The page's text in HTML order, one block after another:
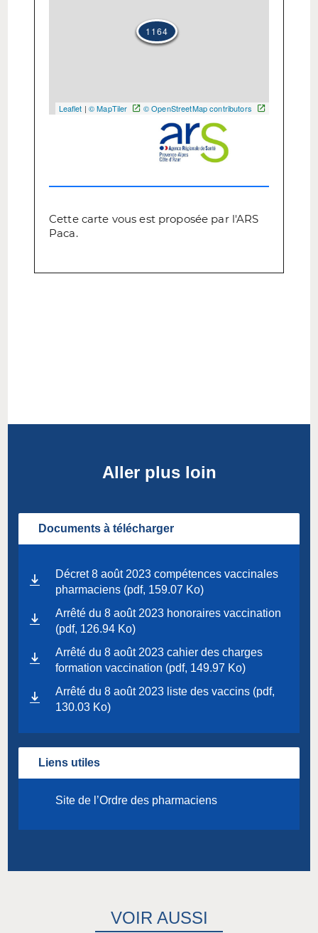
Aller plus loin
Documents à télécharger
Décret 8 août 2023 compétences vaccinales
pharmaciens (pdf, 159.07 Ko)
Arrêté du 8 août 2023 honoraires vaccination
(pdf, 126.94 Ko)
Arrêté du 8 août 2023 cahier des charges
formation vaccination (pdf, 149.97 Ko)
Arrêté du 8 août 2023 liste des vaccins (pdf,
130.03 Ko)
Liens utiles
Site de l’Ordre des pharmaciens
VOIR AUSSI